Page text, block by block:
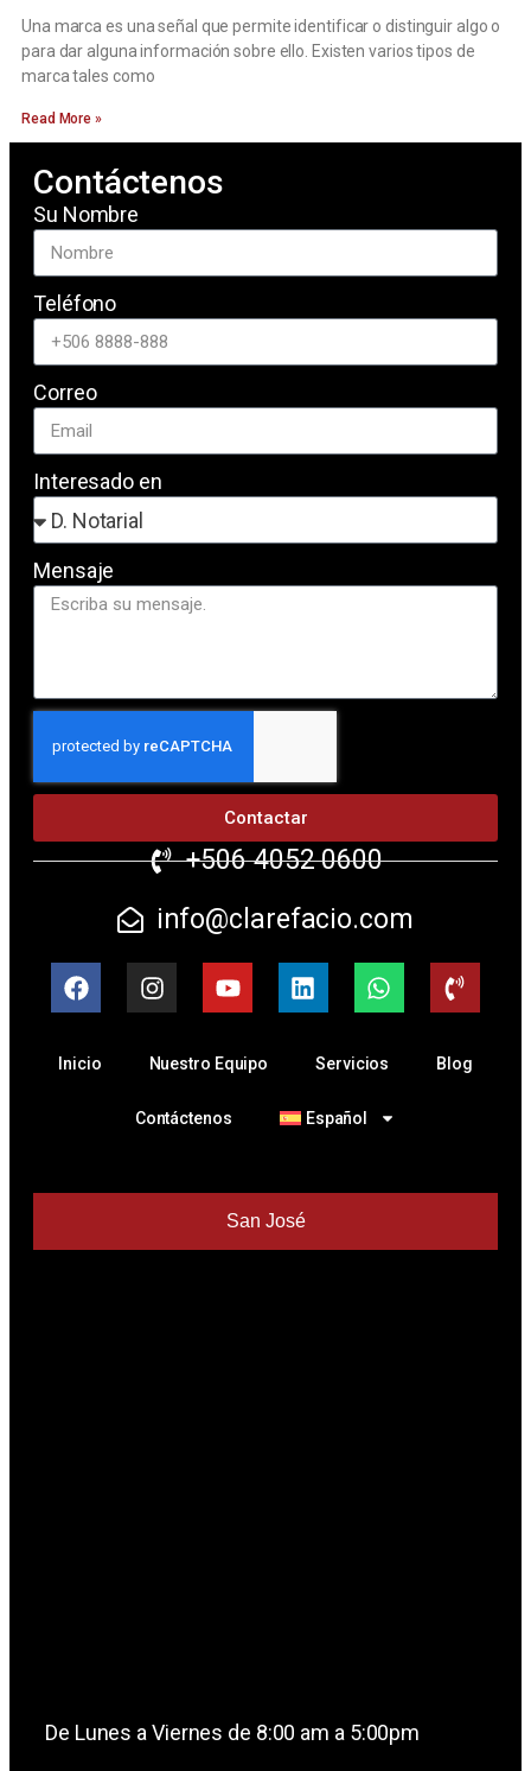
Una marca es una señal que permite identificar o distinguir algo o
para dar alguna información sobre ello. Existen varios tipos de
marca tales como
Read More »
Contáctenos
Su Nombre
Teléfono
Correo
Interesado en
Mensaje
Contactar
+506 4052 0600
info@clarefacio.com
Inicio Nuestro Equipo Servicios Blog
Contáctenos Español
San José
De Lunes a Viernes de 8:00 am a 5:00pm